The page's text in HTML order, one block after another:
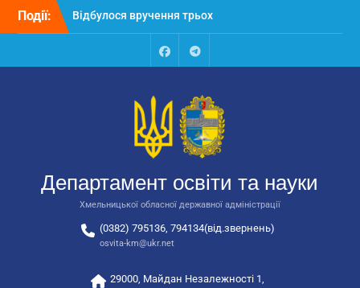
Перейти
Події:
Відбулося вручення трьох
автобусів для потреб
Відбулося засідання
освіти та науки обласної
державної адміністрації
Відбулась обласна
національно-патріотичне
виховання
FacebookTalegram
Департамент освіти та науки
Хмельницької обласної державної адміністрації
(0382) 795136, 794134(від.звернень)
osvita-km@ukr.net
29000, Майдан Незалежності 1,